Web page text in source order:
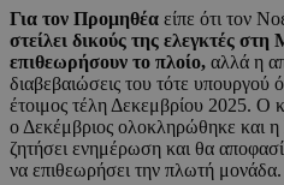
Για τον Προμηθέα είπε ότι τον
στείλει δικούς της ελεγκτές
επιθεωρήσουν το πλοίο, αλλά η
διαβεβαιώσεις του τότε υπουργού
έτοιμος τέλη Δεκεμβρίου 2025. Ο
ο Δεκέμβριος ολοκληρώθηκε και
ζητήσει ενημέρωση και θα
να επιθεωρήσει την πλωτή μονάδα.